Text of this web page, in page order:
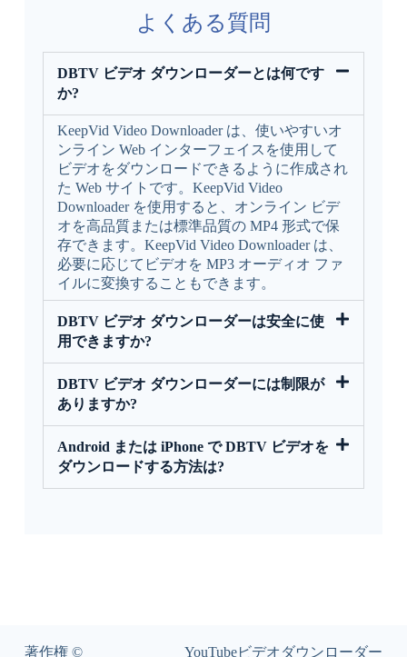
よくある質問
DBTV ビデオ ダウンローダーとは何です
か?
KeepVid Video Downloader は、使いやすいオ
ンライン Web インターフェイスを使用して
ビデオをダウンロードできるように作成され
た Web サイトです。KeepVid Video
Downloader を使用すると、オンライン ビデ
オを高品質または標準品質の MP4 形式で保
存できます。KeepVid Video Downloader は、
必要に応じてビデオを MP3 オーディオ ファ
イルに変換することもできます。
DBTV ビデオ ダウンローダーは安全に使
用できますか?
DBTV ビデオ ダウンローダーには制限が
ありますか?
Android または iPhone で DBTV ビデオを
ダウンロードする方法は?
著作権 © YouTubeビデオダウンローダー